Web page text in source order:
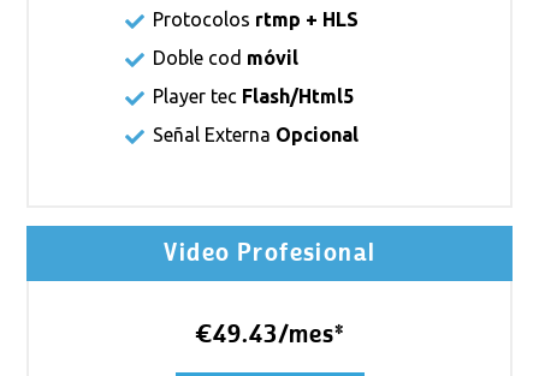
Protocolos rtmp + HLS
Doble cod móvil
Player tec Flash/Html5
Señal Externa Opcional
Video Profesional
€49.43/mes*